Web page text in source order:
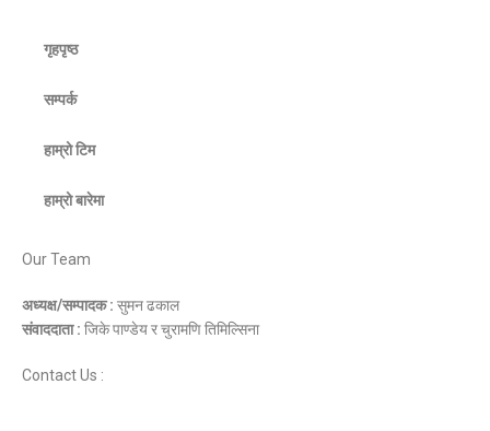
गृहपृष्ठ
सम्पर्क
हाम्रो टिम
हाम्रो बारेमा
Our Team
अध्यक्ष/सम्पादक : सुमन ढकाल
संवाददाता : जिके पाण्डेय र चुरामणि तिमिल्सिना
Contact Us :